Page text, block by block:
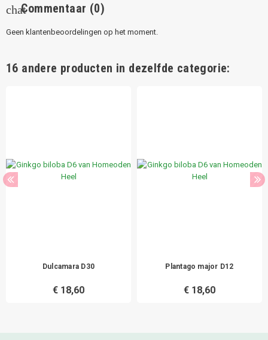
chatCommentaar (0)
Geen klantenbeoordelingen op het moment.
16 andere producten in dezelfde categorie:
Dulcamara D30
€ 18,60
Plantago major D12
€ 18,60